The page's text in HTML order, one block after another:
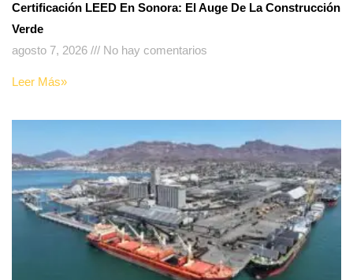
Certificación LEED En Sonora: El Auge De La Construcción
Verde
agosto 7, 2026
No hay comentarios
Leer Más»